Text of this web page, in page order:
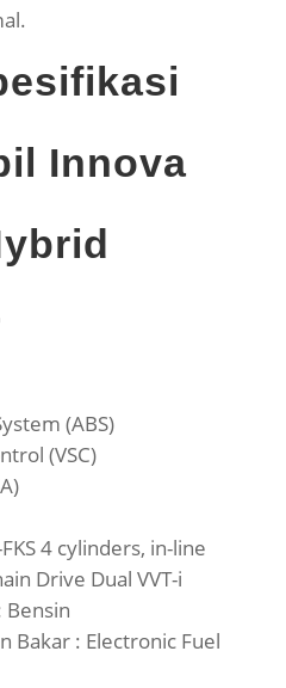
Innova
(ABS)
(VSC)
4 cylinders, in-line
Drive Dual VVT-i
Bensin
Bakar : Electronic Fuel